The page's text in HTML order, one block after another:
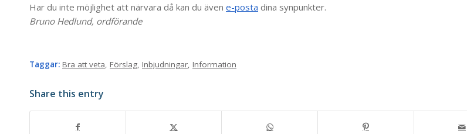
Har du inte möjlighet att närvara då kan du även e-posta dina synpunkter.
Bruno Hedlund, ordförande
Taggar: Bra att veta, Förslag, Inbjudningar, Information
Share this entry